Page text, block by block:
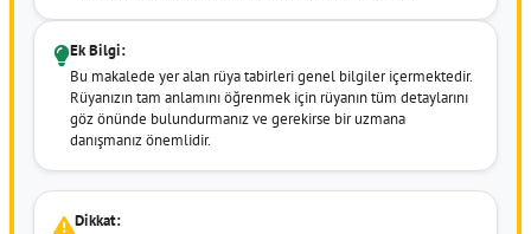
Ek Bilgi:
Bu makalede yer alan rüya tabirleri genel bilgiler içermektedir.
Rüyanızın tam anlamını öğrenmek için rüyanın tüm detaylarını
göz önünde bulundurmanız ve gerekirse bir uzmana
danışmanız önemlidir.
Dikkat: